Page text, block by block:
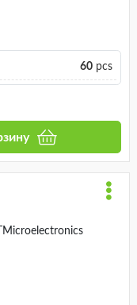
60pcs